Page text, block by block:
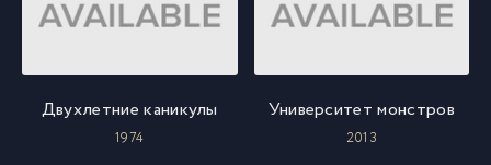
Двухлетние каникулы
1974
Университет монстров
2013